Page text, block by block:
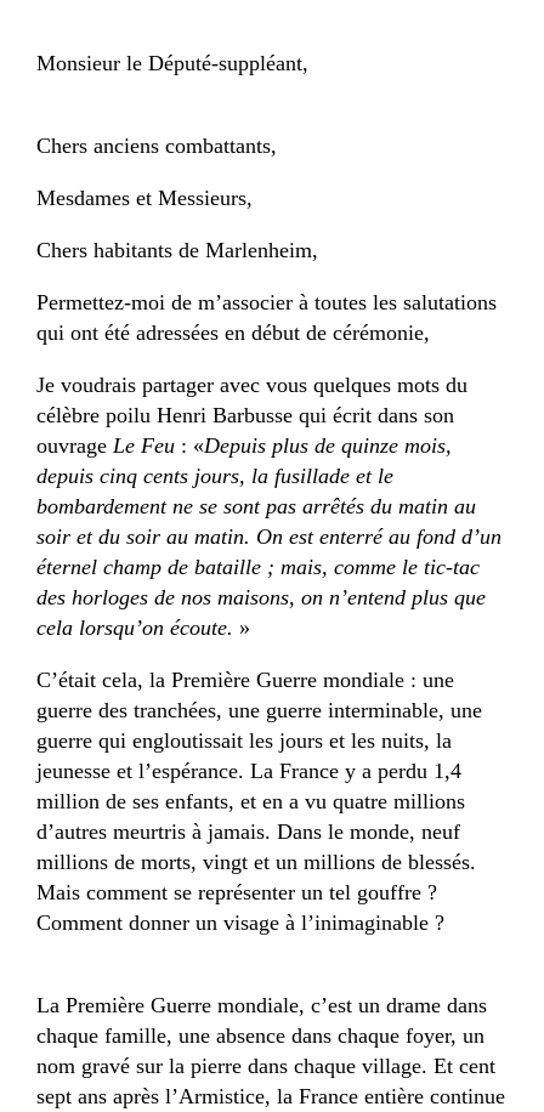
Monsieur le Député-suppléant,
Chers anciens combattants,
Mesdames et Messieurs,
Chers habitants de Marlenheim,
Permettez-moi de m’associer à toutes les salutations
qui ont été adressées en début de cérémonie,
Je voudrais partager avec vous quelques mots du
célèbre poilu Henri Barbusse qui écrit dans son
ouvrage Le Feu : «Depuis plus de quinze mois,
depuis cinq cents jours, la fusillade et le
bombardement ne se sont pas arrêtés du matin au
soir et du soir au matin. On est enterré au fond d’un
éternel champ de bataille ; mais, comme le tic-tac
des horloges de nos maisons, on n’entend plus que
cela lorsqu’on écoute. »
C’était cela, la Première Guerre mondiale : une
guerre des tranchées, une guerre interminable, une
guerre qui engloutissait les jours et les nuits, la
jeunesse et l’espérance. La France y a perdu 1,4
million de ses enfants, et en a vu quatre millions
d’autres meurtris à jamais. Dans le monde, neuf
millions de morts, vingt et un millions de blessés.
Mais comment se représenter un tel gouffre ?
Comment donner un visage à l’inimaginable ?
La Première Guerre mondiale, c’est un drame dans
chaque famille, une absence dans chaque foyer, un
nom gravé sur la pierre dans chaque village. Et cent
sept ans après l’Armistice, la France entière continue